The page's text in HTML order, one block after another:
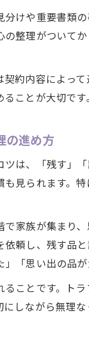
けや重要書類
の整理がついて
約内容によっ
ことが大切です。
の進め方
は、「残す」
も見られます。
家族が集まり
頼し、残す品
「思い出の品
ことです。ト
しながら無理